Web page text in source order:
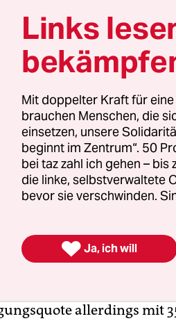
– so nannte CDU-
Osnabrücker Zeitung
Geflüchteten, die 2015
hingegen: Die
auch wenn es
zeigt sich ein
demnach 2024 bei 64
allerdings mit
Links
Mit doppelter Kraft für
brauchen Menschen, die
einsetzen, unsere
beginnt im Zentrum“. 50
bei taz zahl ich gehen –
die linke, selbstverwaltete
bevor sie verschwinden.
 Ja, ich will